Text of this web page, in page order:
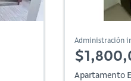
Administración
Apartamento